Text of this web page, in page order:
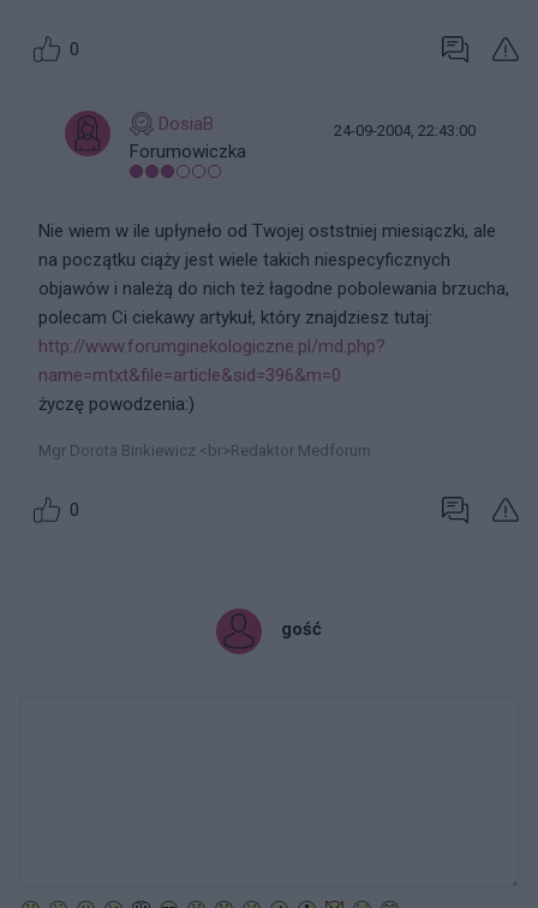
0
DosiaB
Forumowiczka
24-09-2004, 22:43:00
Nie wiem w ile upłyneło od Twojej oststniej miesiączki, ale
na początku ciąży jest wiele takich niespecyficznych
objawów i należą do nich też łagodne pobolewania brzucha,
polecam Ci ciekawy artykuł, który znajdziesz tutaj:
http://www.forumginekologiczne.pl/md.php?
name=mtxt&file=article&sid=396&m=0
życzę powodzenia:)
Mgr Dorota Binkiewicz <br>Redaktor Medforum
0
gość